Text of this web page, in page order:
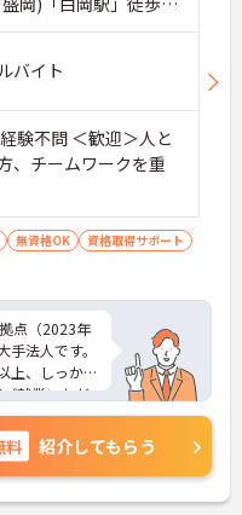
バイト
験不問 ＜歓迎＞人と
、チームワークを重
無資格OK
資格取得サポート
点（2023年
法人です。
上、しっか
就業いただ
方に、手を
あるお仕事
ントなど、
軽にご相談
料 紹介してもらう